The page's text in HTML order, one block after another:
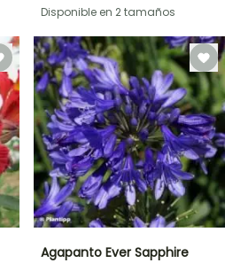
Disponible en 2 tamaños
Agapanto Ever Sapphire